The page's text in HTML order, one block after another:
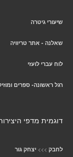
שיעורי גיטרה
שאלנה - אתר טריוויה
לוח עברי לועזי
רגל ראשונה- ספרים
דוגמית מדפי
לחבק >>> יצחק גור